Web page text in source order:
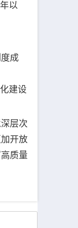
以
成
建设
层次
开放
质量